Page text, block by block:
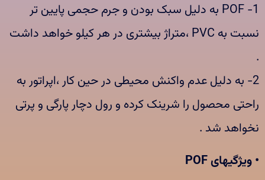
1- POF به دلیل سبک بودن و جرم حجمی پایین تر
نسبت به PVC ،متراژ بیشتری در هر کیلو خواهد داشت
.
2- به دلیل عدم واکنش محیطی در حین کار ،اپراتور به
راحتی محصول را شرینک کرده و رول دچار پارگی و پرتی
نخواهد شد .
• ویژگیهای POF